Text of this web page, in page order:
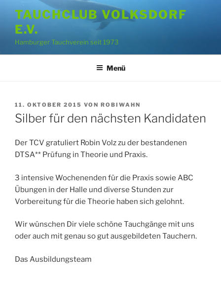
Inhalt
springen
TAUCHCLUB VOLKSDORF
E.V.
Hamburger Tauchverein seit 1973
Menü
VERÖFFENTLICHT
AM
11. OKTOBER 2015 VON ROBIWAHN
Silber für den nächsten Kandidaten
Der TCV gratuliert Robin Volz zu der bestandenen
DTSA** Prüfung in Theorie und Praxis.
3 intensive Wochenenden für die Praxis sowie ABC
Übungen in der Halle und diverse Stunden zur
Vorbereitung für die Theorie haben sich gelohnt.
Wir wünschen Dir viele schöne Tauchgänge mit uns
oder auch mit genau so gut ausgebildeten Tauchern.
Das Ausbildungsteam